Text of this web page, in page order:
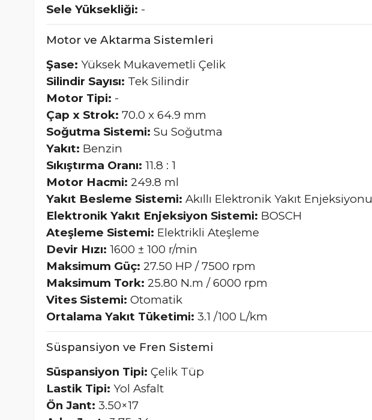
Sele Yüksekliği: -
Motor ve Aktarma Sistemleri
Şase: Yüksek Mukavemetli Çelik
Silindir Sayısı: Tek Silindir
Motor Tipi: -
Çap x Strok: 70.0 x 64.9 mm
Soğutma Sistemi: Su Soğutma
Yakıt: Benzin
Sıkıştırma Oranı: 11.8 : 1
Motor Hacmi: 249.8 ml
Yakıt Besleme Sistemi: Akıllı Elektronik Yakıt Enjeksiyonu
Elektronik Yakıt Enjeksiyon Sistemi: BOSCH
Ateşleme Sistemi: Elektrikli Ateşleme
Devir Hızı: 1600 ± 100 r/min
Maksimum Güç: 27.50 HP / 7500 rpm
Maksimum Tork: 25.80 N.m / 6000 rpm
Vites Sistemi: Otomatik
Ortalama Yakıt Tüketimi: 3.1 /100 L/km
Süspansiyon ve Fren Sistemi
Süspansiyon Tipi: Çelik Tüp
Lastik Tipi: Yol Asfalt
Ön Jant: 3.50×17